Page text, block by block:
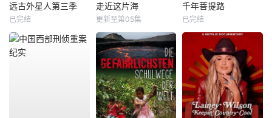
远古外星人第三季
已完结
走近这片海
更新至第05集
千年菩提路
已完结